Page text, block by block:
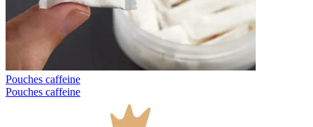
Pouches caffeine
Pouches caffeine